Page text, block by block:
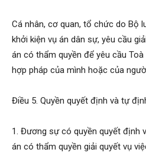
Cá nhân, cơ quan, tổ chức do Bộ
khởi kiện vụ án dân sự, yêu cầu
án có thẩm quyền để yêu cầu
hợp pháp của mình hoặc của
Điều 5. Quyền quyết định và tự
1. Đương sự có quyền quyết định
án có thẩm quyền giải quyết vụ